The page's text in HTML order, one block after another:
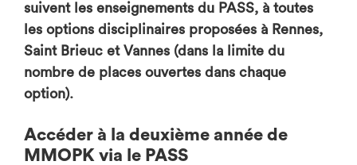
suivent les enseignements du PASS, à toutes
les options disciplinaires proposées à Rennes,
Saint Brieuc et Vannes (dans la limite du
nombre de places ouvertes dans chaque
option).
Accéder à la deuxième année de
MMOPK via le PASS